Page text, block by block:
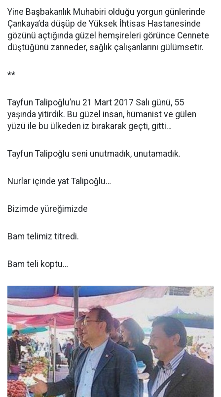
Yine Başbakanlık Muhabiri olduğu yorgun günlerinde
Çankaya’da düşüp de Yüksek İhtisas Hastanesinde
gözünü açtığında güzel hemşireleri görünce Cennete
düştüğünü zanneder, sağlık çalışanlarını gülümsetir.
**
Tayfun Talipoğlu’nu 21 Mart 2017 Salı günü, 55
yaşında yitirdik. Bu güzel insan, hümanist ve gülen
yüzü ile bu ülkeden iz bırakarak geçti, gitti…
Tayfun Talipoğlu seni unutmadık, unutamadık.
Nurlar içinde yat Talipoğlu…
Bizimde yüreğimizde
Bam telimiz titredi.
Bam teli koptu…